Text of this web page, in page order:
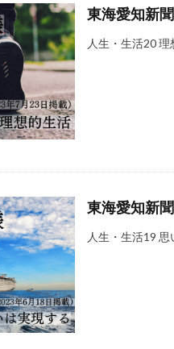
東海愛知新
人生・生活20 理
東海愛知新
人生・生活19 思